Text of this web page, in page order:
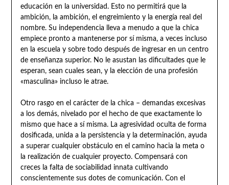
educación en la universidad. Esto no permitirá que la
ambición, la ambición, el engreimiento y la energía real del
nombre. Su independencia lleva a menudo a que la chica
empiece pronto a mantenerse por sí misma, a veces incluso
en la escuela y sobre todo después de ingresar en un centro
de enseñanza superior. No le asustan las dificultades que le
esperan, sean cuales sean, y la elección de una profesión
«masculina» incluso le atrae.
Otro rasgo en el carácter de la chica – demandas excesivas
a los demás, nivelado por el hecho de que exactamente lo
mismo que hace a sí misma. La agresividad oculta de forma
dosificada, unida a la persistencia y la determinación, ayuda
a superar cualquier obstáculo en el camino hacia la meta o
la realización de cualquier proyecto. Compensará con
creces la falta de sociabilidad innata cultivando
conscientemente sus dotes de comunicación. Con el